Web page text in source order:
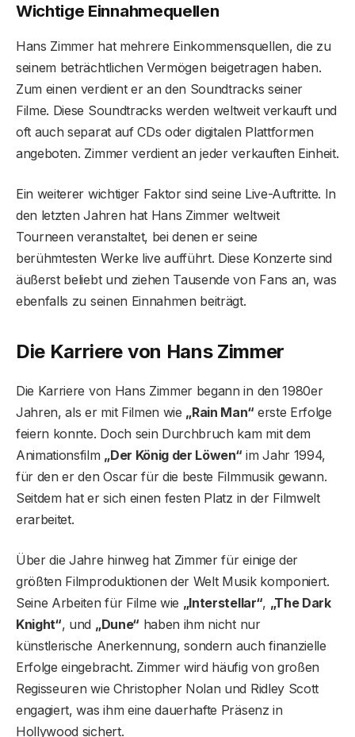
Wichtige Einnahmequellen
Hans Zimmer hat mehrere Einkommensquellen, die zu
seinem beträchtlichen Vermögen beigetragen haben.
Zum einen verdient er an den Soundtracks seiner
Filme. Diese Soundtracks werden weltweit verkauft und
oft auch separat auf CDs oder digitalen Plattformen
angeboten. Zimmer verdient an jeder verkauften Einheit.
Ein weiterer wichtiger Faktor sind seine Live-Auftritte. In
den letzten Jahren hat Hans Zimmer weltweit
Tourneen veranstaltet, bei denen er seine
berühmtesten Werke live aufführt. Diese Konzerte sind
äußerst beliebt und ziehen Tausende von Fans an, was
ebenfalls zu seinen Einnahmen beiträgt.
Die Karriere von Hans Zimmer
Die Karriere von Hans Zimmer begann in den 1980er
Jahren, als er mit Filmen wie „Rain Man“ erste Erfolge
feiern konnte. Doch sein Durchbruch kam mit dem
Animationsfilm „Der König der Löwen“ im Jahr 1994,
für den er den Oscar für die beste Filmmusik gewann.
Seitdem hat er sich einen festen Platz in der Filmwelt
erarbeitet.
Über die Jahre hinweg hat Zimmer für einige der
größten Filmproduktionen der Welt Musik komponiert.
Seine Arbeiten für Filme wie „Interstellar“, „The Dark
Knight“, und „Dune“ haben ihm nicht nur
künstlerische Anerkennung, sondern auch finanzielle
Erfolge eingebracht. Zimmer wird häufig von großen
Regisseuren wie Christopher Nolan und Ridley Scott
engagiert, was ihm eine dauerhafte Präsenz in
Hollywood sichert.